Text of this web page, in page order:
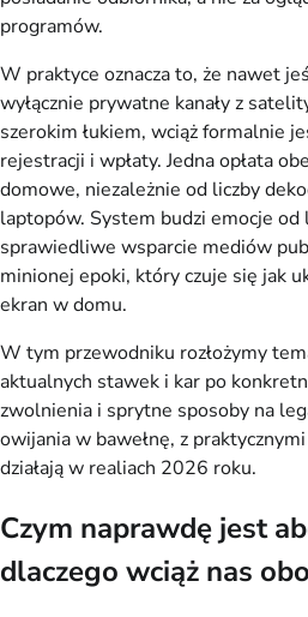
programów.
W praktyce oznacza to, że nawet
wyłącznie prywatne kanały z
szerokim łukiem, wciąż formalnie
rejestracji i wpłaty. Jedna opłata
domowe, niezależnie od liczby
laptopów. System budzi emocje od
sprawiedliwe wsparcie mediów
minionej epoki, który czuje się jak
ekran w domu.
W tym przewodniku rozłożymy
aktualnych stawek i kar po
zwolnienia i sprytne sposoby na
owijania w bawełnę, z
działają w realiach 2026 roku.
Czym naprawdę jest
dlaczego wciąż nas